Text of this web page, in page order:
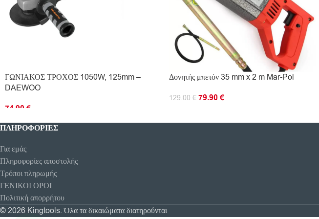
ΓΩΝΙΑΚΟΣ ΤΡΟΧΟΣ 1050W, 125mm –
DAEWOO
74.90€
ΠΡΟΣΘΉΚΗ ΣΤΟ ΚΑΛΆΘΙ
Δονητής μπετόν 35 mm x 2 m Mar-Pol
129.00€ 79.90€
ΠΛΗΡΟΦΟΡΊΕΣ
Για εμάς
Πληροφορίες αποστολής
Τρόποι πληρωμής
ΓΕΝΙΚΟΙ ΟΡΟΙ
Πολιτική απορρήτου
© 2026 Kingtools. Όλα τα δικαιώματα διατηρούνται